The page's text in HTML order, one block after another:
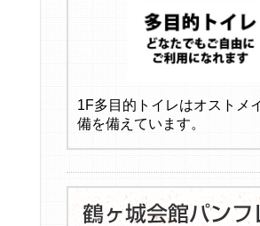
1F多目的トイレはオストメ
備を備えています。